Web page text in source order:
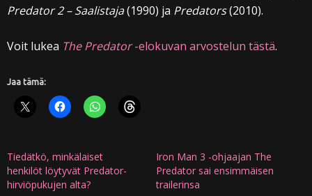
Predator 2 – Saalistaja(1990) ja Predators(2010).
Voit lukea The Predator-elokuvan arvostelun tästä.
Jaa tämä:
Tiedätkö, minkälaiset
henkilöt löytyvät Predator-
hirviöpukujen alta?
Iron Man 3 -ohjaajan The
Predator sai ensimmäisen
trailerinsa